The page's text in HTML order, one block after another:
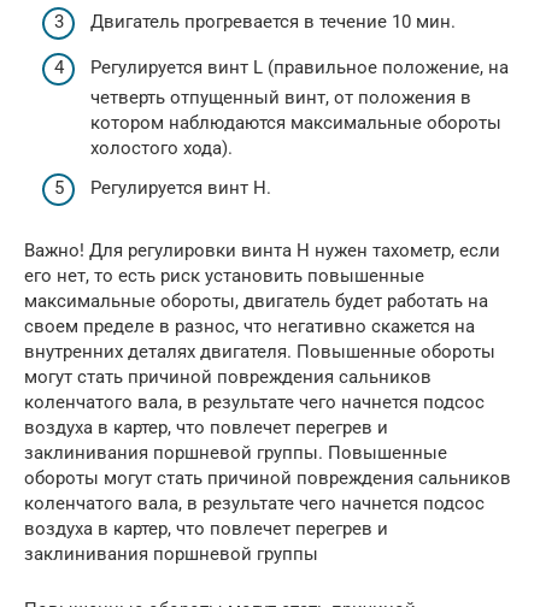
Двигатель прогревается в течение 10 мин.
Регулируется винт L (правильное положение, на
четверть отпущенный винт, от положения в
котором наблюдаются максимальные обороты
холостого хода).
Регулируется винт Н.
Важно! Для регулировки винта Н нужен тахометр, если
его нет, то есть риск установить повышенные
максимальные обороты, двигатель будет работать на
своем пределе в разнос, что негативно скажется на
внутренних деталях двигателя. Повышенные обороты
могут стать причиной повреждения сальников
коленчатого вала, в результате чего начнется подсос
воздуха в картер, что повлечет перегрев и
заклинивания поршневой группы. Повышенные
обороты могут стать причиной повреждения сальников
коленчатого вала, в результате чего начнется подсос
воздуха в картер, что повлечет перегрев и
заклинивания поршневой группы